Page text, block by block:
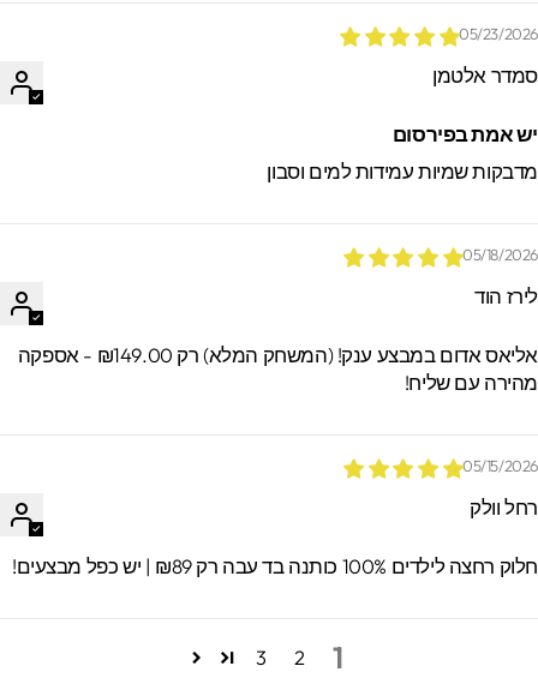
05/23/
אלטמן
אמת בפירסום
שמיות עמידות למים וסבון
05/18/
הוד
אליאס אדום במבצע ענק! (המשחק המלא) רק ₪149.00 - אספקה
עם שליח!
05/15/
וולק
רחצה לילדים 100% כותנה בד עבה רק ₪89 | יש כפל מבצעים!
1
2
3